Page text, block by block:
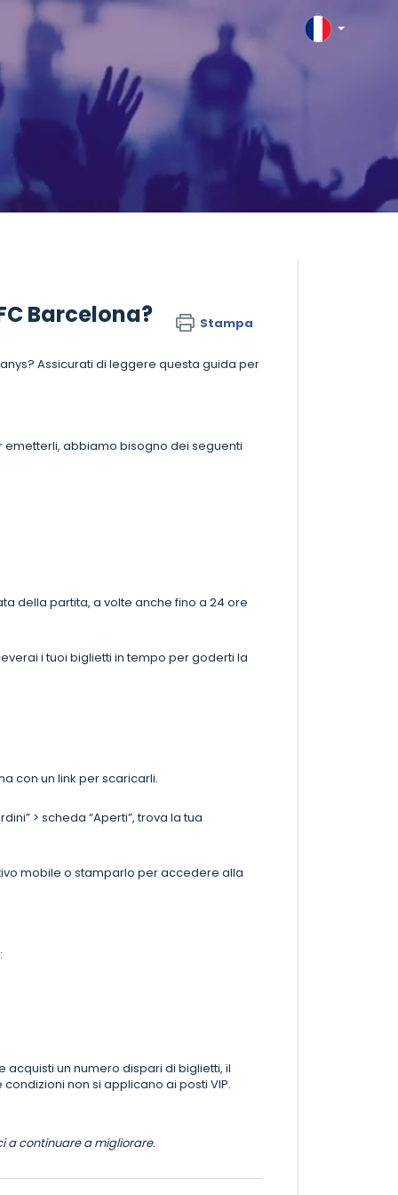
Barcelona? Stampa
Assicurati di leggere questa guida per
emetterli, abbiamo bisogno dei seguenti
della partita, a volte anche fino a 24 ore
i tuoi biglietti in tempo per goderti la
con un link per scaricarli.
> scheda “Aperti”, trova la tua
mobile o stamparlo per accedere alla
un numero dispari di biglietti, il
non si applicano ai posti VIP.
a continuare a migliorare.